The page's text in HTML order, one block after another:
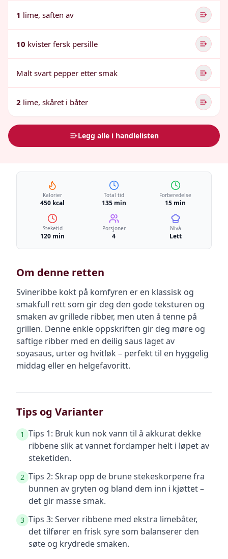
1 lime, saften av
10 kvister fersk persille
Malt svart pepper etter smak
2 lime, skåret i båter
Legg alle i handlelisten
Kalorier
450 kcal
Total tid
135 min
Forberedelse
15 min
Steketid
120 min
Porsjoner
4
Nivå
Lett
Om denne retten
Svineribbe kokt på komfyren er en klassisk og
smakfull rett som gir deg den gode teksturen og
smaken av grillede ribber, men uten å tenne på
grillen. Denne enkle oppskriften gir deg møre og
saftige ribber med en deilig saus laget av
soyasaus, urter og hvitløk – perfekt til en hyggelig
middag eller en helgefavoritt.
Tips og Varianter
1 Tips 1: Bruk kun nok vann til å akkurat dekke
ribbene slik at vannet fordamper helt i løpet av
steketiden.
2 Tips 2: Skrap opp de brune stekeskorpene fra
bunnen av gryten og bland dem inn i kjøttet –
det gir masse smak.
3 Tips 3: Server ribbene med ekstra limebåter,
det tilfører en frisk syre som balanserer den
søte og krydrede smaken.